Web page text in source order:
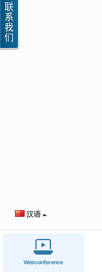
Webconference
汉语